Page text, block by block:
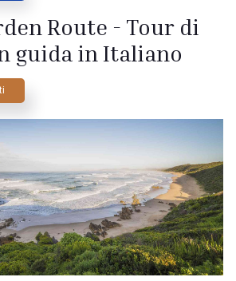
Route - Tour di
guida in Italiano